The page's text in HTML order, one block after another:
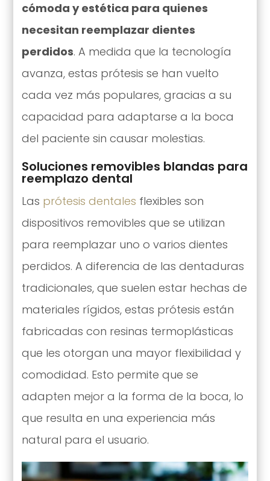
cómoda y estética para quienes
necesitan reemplazar dientes
perdidos. A medida que la tecnología
avanza, estas prótesis se han vuelto
cada vez más populares, gracias a su
capacidad para adaptarse a la boca
del paciente sin causar molestias.
Soluciones removibles blandas para
reemplazo dental
Las prótesis dentales flexibles son
dispositivos removibles que se utilizan
para reemplazar uno o varios dientes
perdidos. A diferencia de las dentaduras
tradicionales, que suelen estar hechas de
materiales rígidos, estas prótesis están
fabricadas con resinas termoplásticas
que les otorgan una mayor flexibilidad y
comodidad. Esto permite que se
adapten mejor a la forma de la boca, lo
que resulta en una experiencia más
natural para el usuario.